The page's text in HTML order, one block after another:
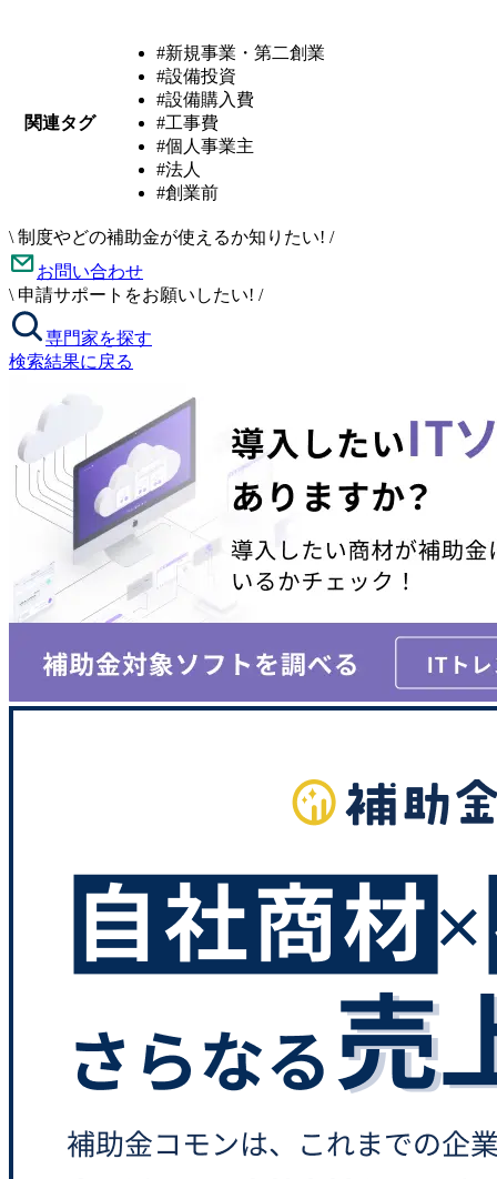
関連タグ
#新規事業・第二創業
#設備投資
#設備購入費
#工事費
#個人事業主
#法人
#創業前
\ 制度やどの補助金が使えるか知りたい! /
お問い合わせ
\ 申請サポートをお願いしたい! /
専門家を探す
検索結果に戻る